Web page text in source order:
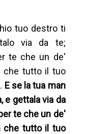
tuo destro ti
via da te;
te che un de'
che tutto il tuo
E se la tua man
e gettala via da
te che un de'
che tutto il tuo